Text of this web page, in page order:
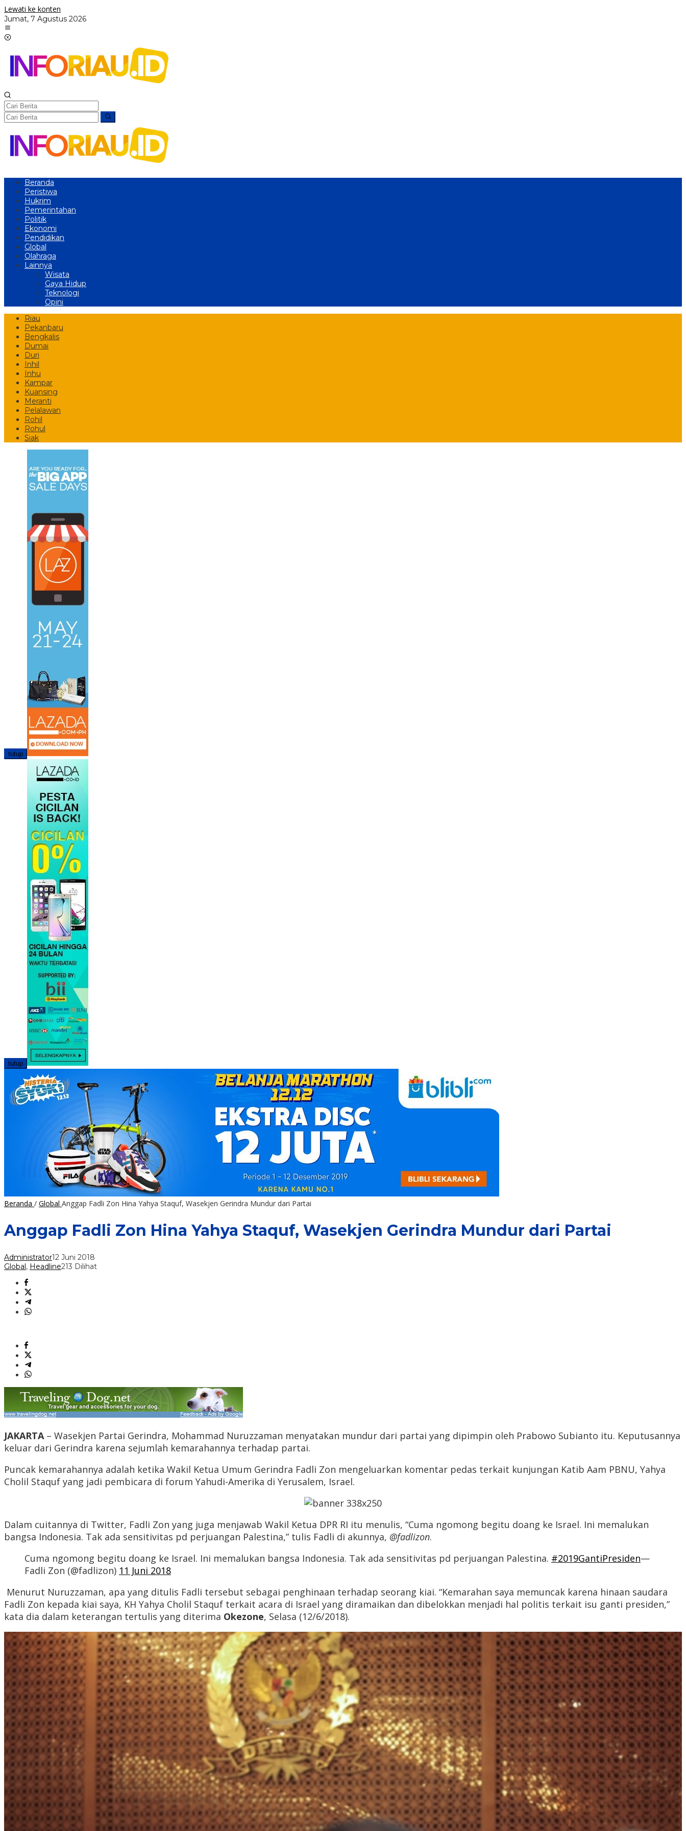
Lewati ke konten
Jumat, 7 Agustus 2026
Beranda
Peristiwa
Hukrim
Pemerintahan
Politik
Ekonomi
Pendidikan
Global
Olahraga
Lainnya
Wisata
Gaya Hidup
Teknologi
Opini
Riau
Pekanbaru
Bengkalis
Dumai
Duri
Inhil
Inhu
Kampar
Kuansing
Meranti
Pelalawan
Rohil
Rohul
Siak
tutup
tutup
Beranda / Global Anggap Fadli Zon Hina Yahya Staquf, Wasekjen Gerindra Mundur dari Partai
Anggap Fadli Zon Hina Yahya Staquf, Wasekjen Gerindra Mundur dari Partai
Administrator12 Juni 2018
Global, Headline213 Dilihat
JAKARTA– Wasekjen Partai Gerindra, Mohammad Nuruzzaman menyatakan mundur dari partai yang dipimpin oleh Prabowo Subianto itu. Keputusannya
keluar dari Gerindra karena sejumlah kemarahannya terhadap partai.
Puncak kemarahannya adalah ketika Wakil Ketua Umum Gerindra Fadli Zon mengeluarkan komentar pedas terkait kunjungan Katib Aam PBNU, Yahya
Cholil Staquf yang jadi pembicara di forum Yahudi-Amerika di Yerusalem, Israel.
Dalam cuitannya di Twitter, Fadli Zon yang juga menjawab Wakil Ketua DPR RI itu menulis, “Cuma ngomong begitu doang ke Israel. Ini memalukan
bangsa Indonesia. Tak ada sensitivitas pd perjuangan Palestina,” tulis Fadli di akunnya, @fadlizon.
Cuma ngomong begitu doang ke Israel. Ini memalukan bangsa Indonesia. Tak ada sensitivitas pd perjuangan Palestina. #2019GantiPresiden—
Fadli Zon (@fadlizon) 11 Juni 2018
Menurut Nuruzzaman, apa yang ditulis Fadli tersebut sebagai penghinaan terhadap seorang kiai. “Kemarahan saya memuncak karena hinaan saudara
Fadli Zon kepada kiai saya, KH Yahya Cholil Staquf terkait acara di Israel yang diramaikan dan dibelokkan menjadi hal politis terkait isu ganti presiden,”
kata dia dalam keterangan tertulis yang diterima Okezone, Selasa (12/6/2018).